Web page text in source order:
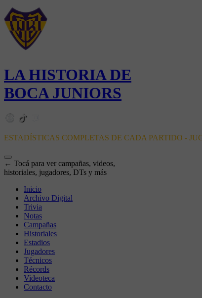
LA HISTORIA DE
BOCA JUNIORS
ESTADÍSTICAS COMPLETAS DE CADA PARTIDO -
← Tocá para ver campañas, videos,
historiales, jugadores, DTs y más
Inicio
Archivo Digital
Trivia
Notas
Campañas
Historiales
Estadios
Jugadores
Técnicos
Récords
Videoteca
Contacto